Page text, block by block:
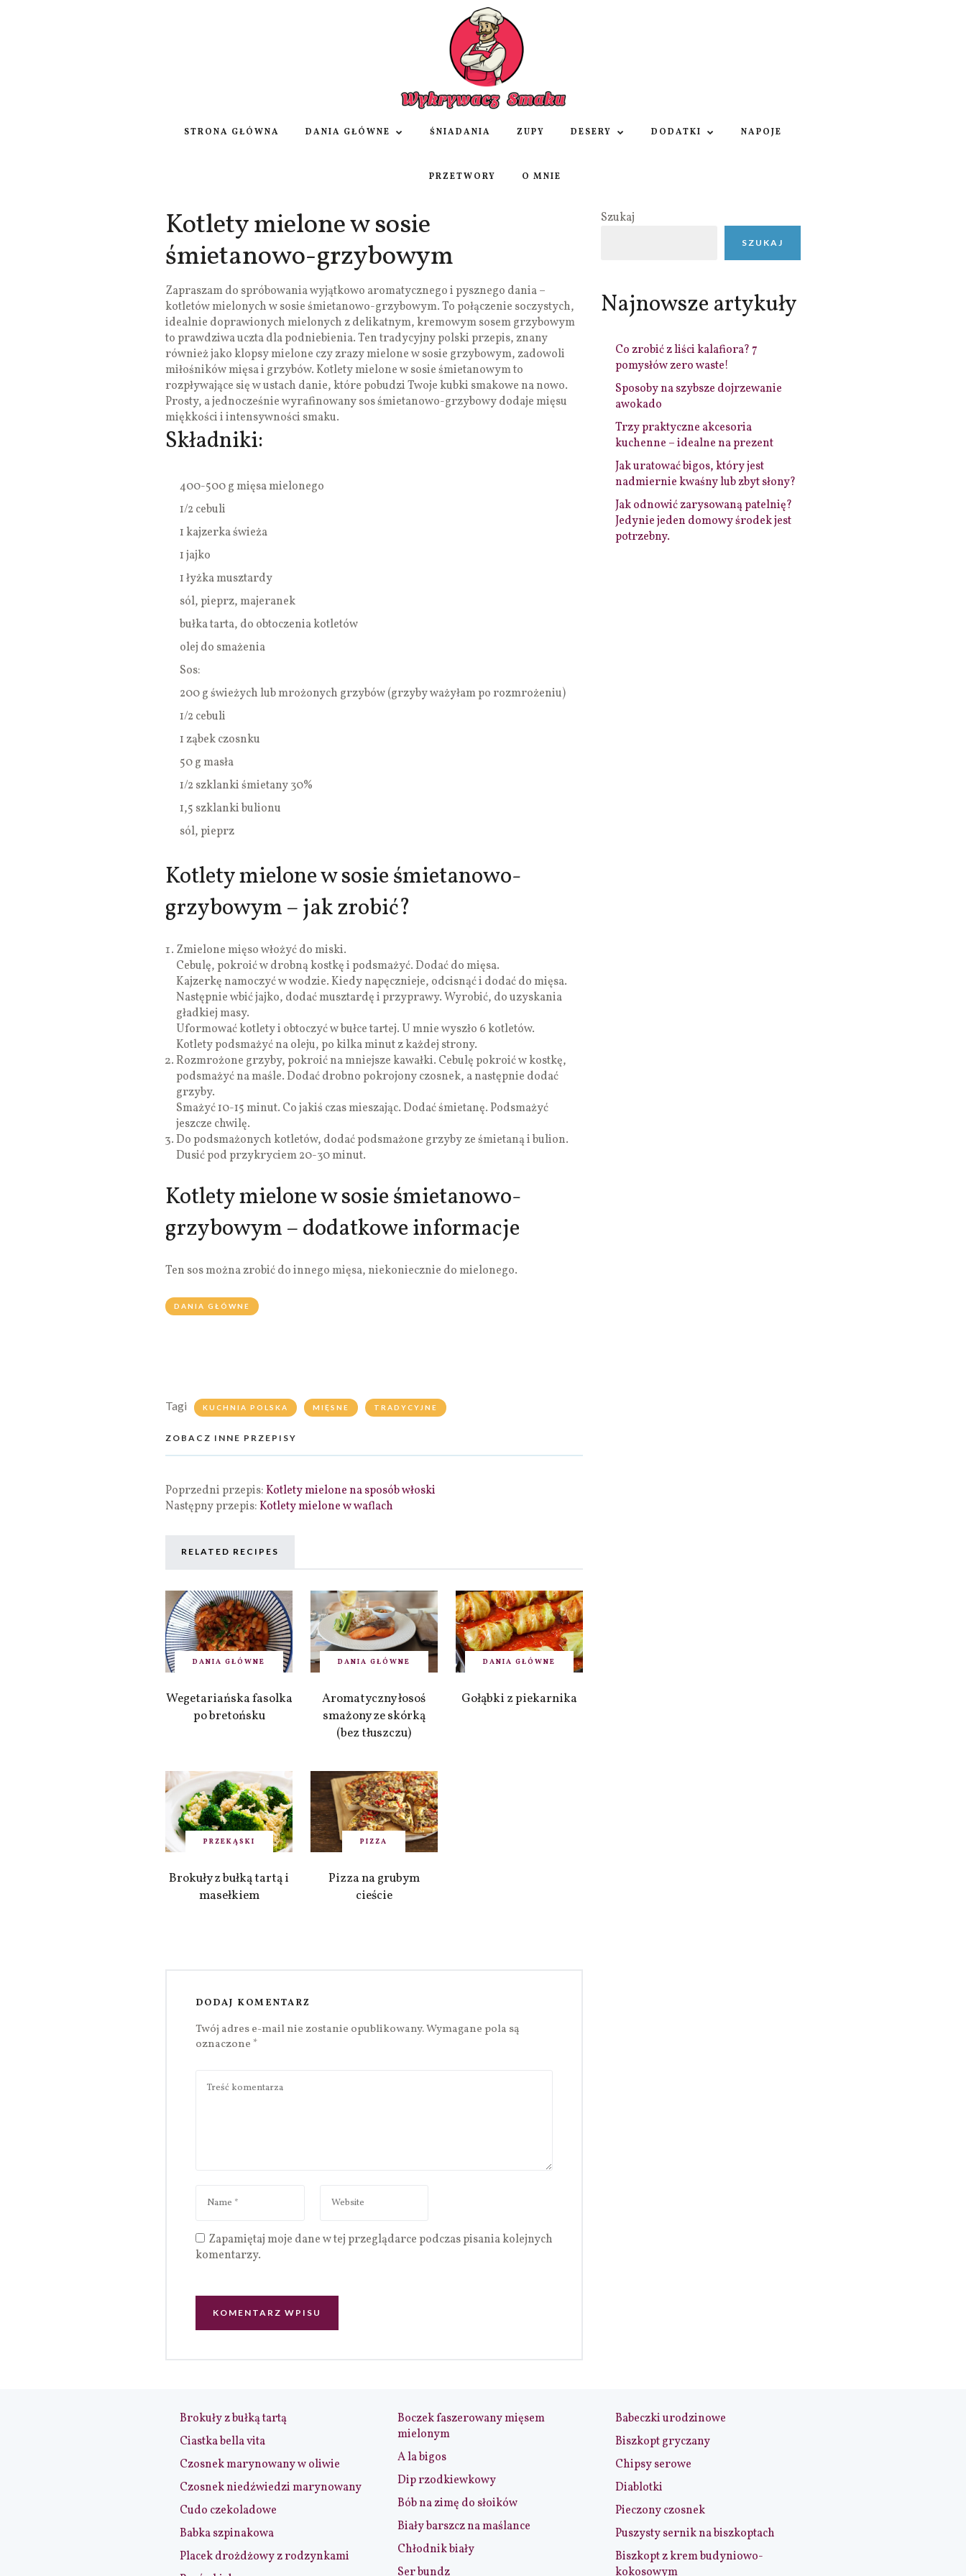
STRONA GŁÓWNA DANIA GŁÓWNE ŚNIADANIA ZUPY DESERY DODATKI NAPOJE
PRZETWORY O MNIE
Kotlety mielone w sosie
śmietanowo-grzybowym
Zapraszam do spróbowania wyjątkowo aromatycznego i pysznego dania –
kotletów mielonych w sosie śmietanowo-grzybowym. To połączenie soczystych,
idealnie doprawionych mielonych z delikatnym, kremowym sosem grzybowym
to prawdziwa uczta dla podniebienia. Ten tradycyjny polski przepis, znany
również jako klopsy mielone czy zrazy mielone w sosie grzybowym, zadowoli
miłośników mięsa i grzybów. Kotlety mielone w sosie śmietanowym to
rozpływające się w ustach danie, które pobudzi Twoje kubki smakowe na nowo.
Prosty, a jednocześnie wyrafinowany sos śmietanowo-grzybowy dodaje mięsu
miękkości i intensywności smaku.
Składniki:
400-500 g mięsa mielonego
1/2 cebuli
1 kajzerka świeża
1 jajko
1 łyżka musztardy
sól, pieprz, majeranek
bułka tarta, do obtoczenia kotletów
olej do smażenia
Sos:
200 g świeżych lub mrożonych grzybów (grzyby ważyłam po rozmrożeniu)
1/2 cebuli
1 ząbek czosnku
50 g masła
1/2 szklanki śmietany 30%
1,5 szklanki bulionu
sól, pieprz
Kotlety mielone w sosie śmietanowo-
grzybowym – jak zrobić?
Zmielone mięso włożyć do miski.
Cebulę, pokroić w drobną kostkę i podsmażyć. Dodać do mięsa.
Kajzerkę namoczyć w wodzie. Kiedy napęcznieje, odcisnąć i dodać do mięsa.
Następnie wbić jajko, dodać musztardę i przyprawy. Wyrobić, do uzyskania
gładkiej masy.
Uformować kotlety i obtoczyć w bułce tartej. U mnie wyszło 6 kotletów.
Kotlety podsmażyć na oleju, po kilka minut z każdej strony.
Rozmrożone grzyby, pokroić na mniejsze kawałki. Cebulę pokroić w kostkę,
podsmażyć na maśle. Dodać drobno pokrojony czosnek, a następnie dodać
grzyby.
Smażyć 10-15 minut. Co jakiś czas mieszając. Dodać śmietanę. Podsmażyć
jeszcze chwilę.
Do podsmażonych kotletów, dodać podsmażone grzyby ze śmietaną i bulion.
Dusić pod przykryciem 20-30 minut.
Kotlety mielone w sosie śmietanowo-
grzybowym – dodatkowe informacje
Ten sos można zrobić do innego mięsa, niekoniecznie do mielonego.
DANIA GŁÓWNE
Tagi KUCHNIA POLSKA MIĘSNE TRADYCYJNE
ZOBACZ INNE PRZEPISY
Poprzedni przepis:Kotlety mielone na sposób włoski
Następny przepis:Kotlety mielone w waflach
RELATED RECIPES
DANIA GŁÓWNE
Wegetariańska fasolka
po bretońsku
DANIA GŁÓWNE
Aromatyczny łosoś
smażony ze skórką
(bez tłuszczu)
DANIA GŁÓWNE
Gołąbki z piekarnika
PRZEKĄSKI
Brokuły z bułką tartą i
masełkiem
PIZZA
Pizza na grubym
cieście
DODAJ KOMENTARZ
Twój adres e-mail nie zostanie opublikowany.Wymagane pola są
oznaczone *
Zapamiętaj moje dane w tej przeglądarce podczas pisania kolejnych
komentarzy.
Szukaj
SZUKAJ
Najnowsze artykuły
Co zrobić z liści kalafiora? 7
pomysłów zero waste!
Sposoby na szybsze dojrzewanie
awokado
Trzy praktyczne akcesoria
kuchenne – idealne na prezent
Jak uratować bigos, który jest
nadmiernie kwaśny lub zbyt słony?
Jak odnowić zarysowaną patelnię?
Jedynie jeden domowy środek jest
potrzebny.
Brokuły z bułką tartą
Ciastka bella vita
Czosnek marynowany w oliwie
Czosnek niedźwiedzi marynowany
Cudo czekoladowe
Babka szpinakowa
Placek drożdżowy z rodzynkami
Boczek faszerowany mięsem
mielonym
A la bigos
Dip rzodkiewkowy
Bób na zimę do słoików
Biały barszcz na maślance
Chłodnik biały
Ser bundz
Babeczki urodzinowe
Biszkopt gryczany
Chipsy serowe
Diablotki
Pieczony czosnek
Puszysty sernik na biszkoptach
Biszkopt z krem budyniowo-
kokosowym